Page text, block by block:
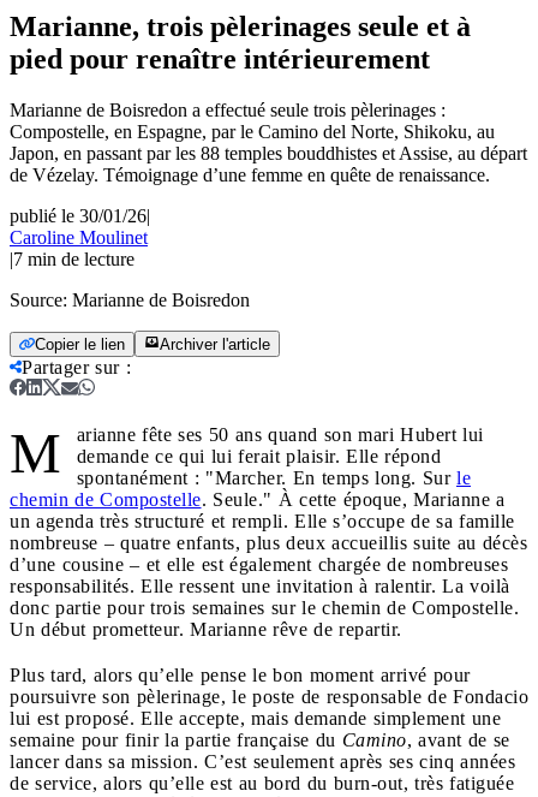
Marianne, trois pèlerinages seule et à
pied pour renaître intérieurement
Marianne de Boisredon a effectué seule trois pèlerinages :
Compostelle, en Espagne, par le Camino del Norte, Shikoku, au
Japon, en passant par les 88 temples bouddhistes et Assise, au départ
de Vézelay. Témoignage d’une femme en quête de renaissance.
publié le 30/01/26|
Caroline Moulinet
|7 min de lecture
Source: Marianne de Boisredon
Copier le lien Archiver l'article
Partager sur:
M
arianne fête ses 50 ans quand son mari Hubert lui
demande ce qui lui ferait plaisir. Elle répond
spontanément : "Marcher. En temps long. Sur le
chemin de Compostelle. Seule." À cette époque, Marianne a
un agenda très structuré et rempli. Elle s’occupe de sa famille
nombreuse – quatre enfants, plus deux accueillis suite au décès
d’une cousine – et elle est également chargée de nombreuses
responsabilités. Elle ressent une invitation à ralentir. La voilà
donc partie pour trois semaines sur le chemin de Compostelle.
Un début prometteur. Marianne rêve de repartir.
Plus tard, alors qu’elle pense le bon moment arrivé pour
poursuivre son pèlerinage, le poste de responsable de Fondacio
lui est proposé. Elle accepte, mais demande simplement une
semaine pour finir la partie française du Camino, avant de se
lancer dans sa mission. C’est seulement après ses cinq années
de service, alors qu’elle est au bord du burn-out, très fatiguée